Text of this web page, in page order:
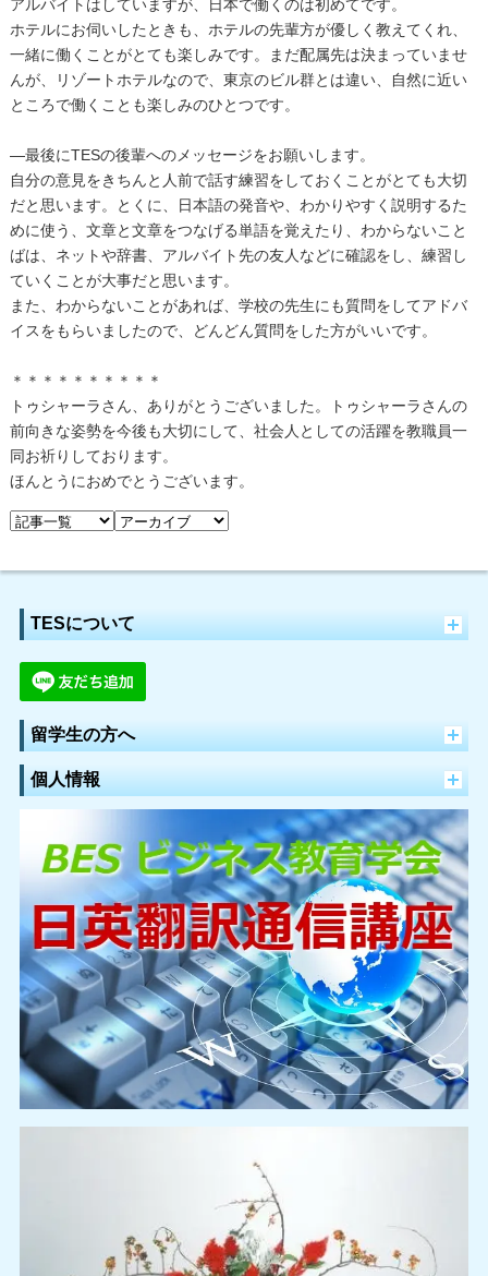
アルバイトはしていますが、日本で働くのは初めてです。
ホテルにお伺いしたときも、ホテルの先輩方が優しく教えてくれ、
一緒に働くことがとても楽しみです。まだ配属先は決まっていませ
んが、リゾートホテルなので、東京のビル群とは違い、自然に近い
ところで働くことも楽しみのひとつです。
―最後にTESの後輩へのメッセージをお願いします。
自分の意見をきちんと人前で話す練習をしておくことがとても大切
だと思います。とくに、日本語の発音や、わかりやすく説明するた
めに使う、文章と文章をつなげる単語を覚えたり、わからないこと
ばは、ネットや辞書、アルバイト先の友人などに確認をし、練習し
ていくことが大事だと思います。
また、わからないことがあれば、学校の先生にも質問をしてアドバ
イスをもらいましたので、どんどん質問をした方がいいです。
＊＊＊＊＊＊＊＊＊＊
トゥシャーラさん、ありがとうございました。トゥシャーラさんの
前向きな姿勢を今後も大切にして、社会人としての活躍を教職員一
同お祈りしております。
ほんとうにおめでとうございます。
TESについて
留学生の方へ
個人情報